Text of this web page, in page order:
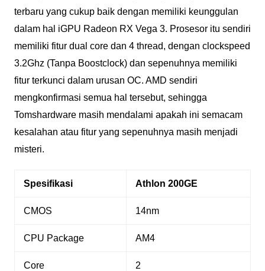
terbaru yang cukup baik dengan memiliki keunggulan
dalam hal iGPU Radeon RX Vega 3. Prosesor itu sendiri
memiliki fitur dual core dan 4 thread, dengan clockspeed
3.2Ghz (Tanpa Boostclock) dan sepenuhnya memiliki
fitur terkunci dalam urusan OC. AMD sendiri
mengkonfirmasi semua hal tersebut, sehingga
Tomshardware masih mendalami apakah ini semacam
kesalahan atau fitur yang sepenuhnya masih menjadi
misteri.
Spesifikasi Athlon 200GE
CMOS 14nm
CPU Package AM4
Core 2